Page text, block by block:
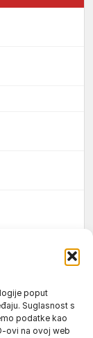
poput
Suglasnost s
podatke kao
ovi na ovoj web
radnica